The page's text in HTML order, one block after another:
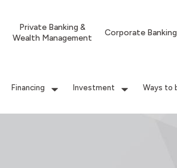
Private Banking &
Wealth Management
Corporate Banking
Financing Investment Ways to